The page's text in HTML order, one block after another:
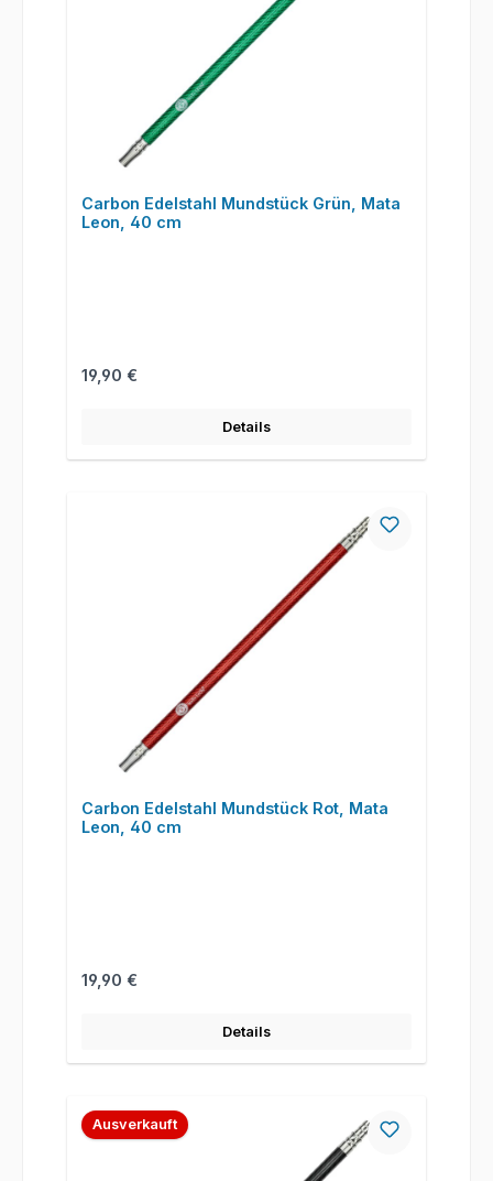
Carbon Edelstahl Mundstück Grün, Mata
Leon, 40 cm
Regulärer Preis:
19,90 €
Details
Carbon Edelstahl Mundstück Rot, Mata
Leon, 40 cm
Regulärer Preis:
19,90 €
Details
Ausverkauft